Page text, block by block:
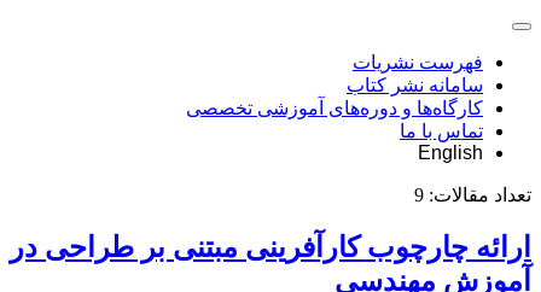
فهرست نشریات
سامانه نشر کتاب
کارگاه‌ها و دوره‌های آموزشی تخصصی
تماس با ما
English
تعداد مقالات: 9
ارائه چارچوب کارآفرینی مبتنی بر طراحی در
آموزش مهندسی